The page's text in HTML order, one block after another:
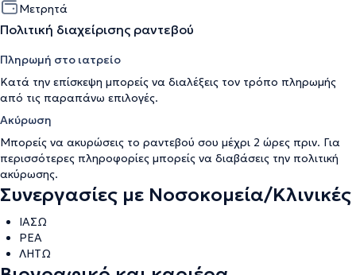
Μετρητά
Πολιτική διαχείρισης ραντεβού
Πληρωμή στο ιατρείο
Κατά την επίσκεψη μπορείς να διαλέξεις τον τρόπο πληρωμής
από τις παραπάνω επιλογές.
Ακύρωση
Μπορείς να ακυρώσεις το ραντεβού σου μέχρι 2 ώρες πριν. Για
περισσότερες πληροφορίες μπορείς να διαβάσεις την πολιτική
ακύρωσης.
Συνεργασίες με Νοσοκομεία/Κλινικές
ΙΑΣΩ
ΡΕΑ
ΛΗΤΩ